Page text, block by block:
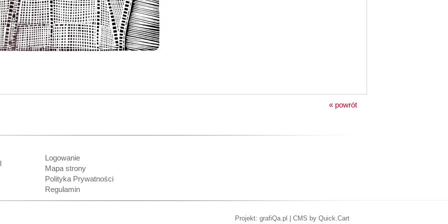
« powrót
Logowanie
Mapa strony
Polityka Prywatności
Regulamin
Projekt: grafiQa.pl CMS by Quick.Cart